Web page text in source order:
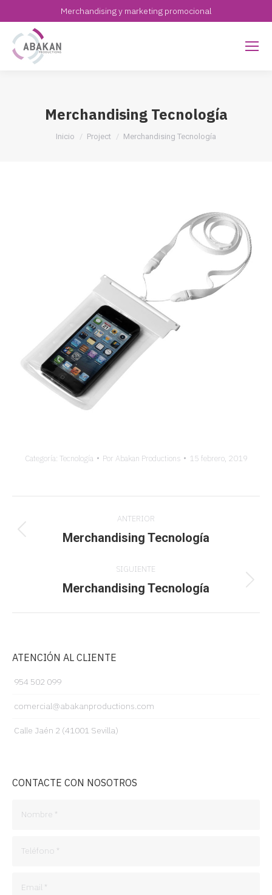
Merchandising y marketing promocional
Merchandising Tecnología
Estás aquí:
Inicio Project Merchandising Tecnología
Categoría: Tecnología Por Abakan Productions 15 febrero, 2019
entre
ANTERIOR
Proyecto
Merchandising Tecnología
SIGUIENTE
Proyecto
Merchandising Tecnología
ATENCIÓN AL CLIENTE
954 502 099
comercial@abakanproductions.com
Calle Jaén 2 (41001 Sevilla)
CONTACTE CON NOSOTROS